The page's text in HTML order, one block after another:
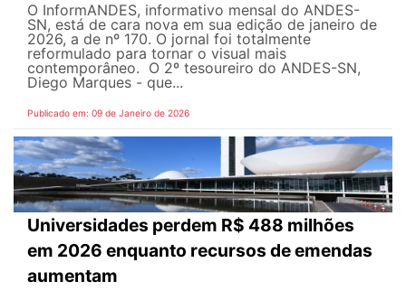
O InformANDES, informativo mensal do ANDES-
SN, está de cara nova em sua edição de janeiro de
2026, a de nº 170. O jornal foi totalmente
reformulado para tornar o visual mais
contemporâneo. O 2º tesoureiro do ANDES-SN,
Diego Marques - que...
Publicado em: 09 de Janeiro de 2026
Universidades perdem R$ 488 milhões
em 2026 enquanto recursos de emendas
aumentam